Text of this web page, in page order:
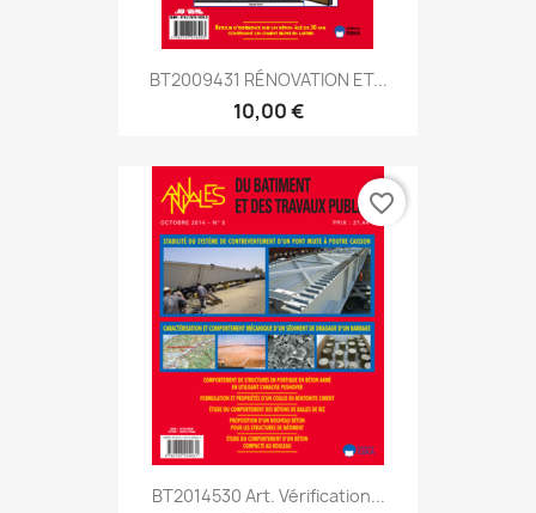
BT2009431 RÉNOVATION ET...
10,00 €
BT2014530 Art. Vérification...
favorite_border